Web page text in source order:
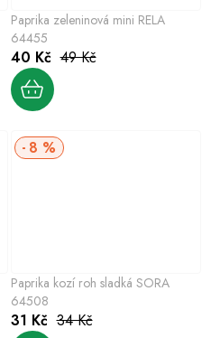
Paprika zeleninová mini RELA
64455
40 Kč 49 Kč
Paprika kozí roh sladká SORA
64508
8 %
31 Kč 34 Kč